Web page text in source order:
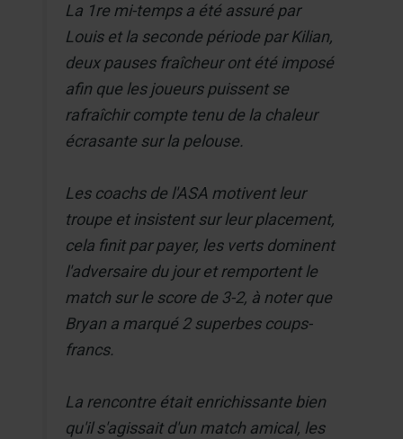
La 1re mi-temps a été assuré par
Louis et la seconde période par Kilian,
deux pauses fraîcheur ont été imposé
afin que les joueurs puissent se
rafraîchir compte tenu de la chaleur
écrasante sur la pelouse.
Les coachs de l'ASA motivent leur
troupe et insistent sur leur placement,
cela finit par payer, les verts dominent
l'adversaire du jour et remportent le
match sur le score de 3-2, à noter que
Bryan a marqué 2 superbes coups-
francs.
La rencontre était enrichissante bien
qu'il s'agissait d'un match amical, les